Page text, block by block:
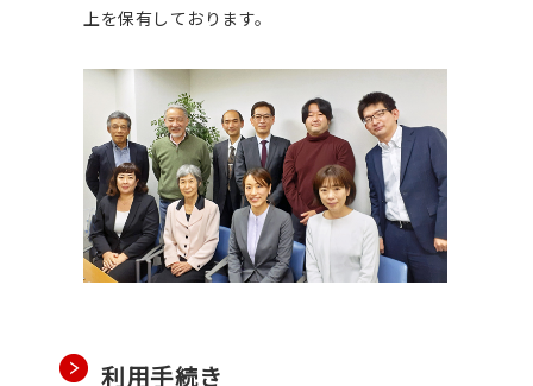
上を保有しております。
利用手続き